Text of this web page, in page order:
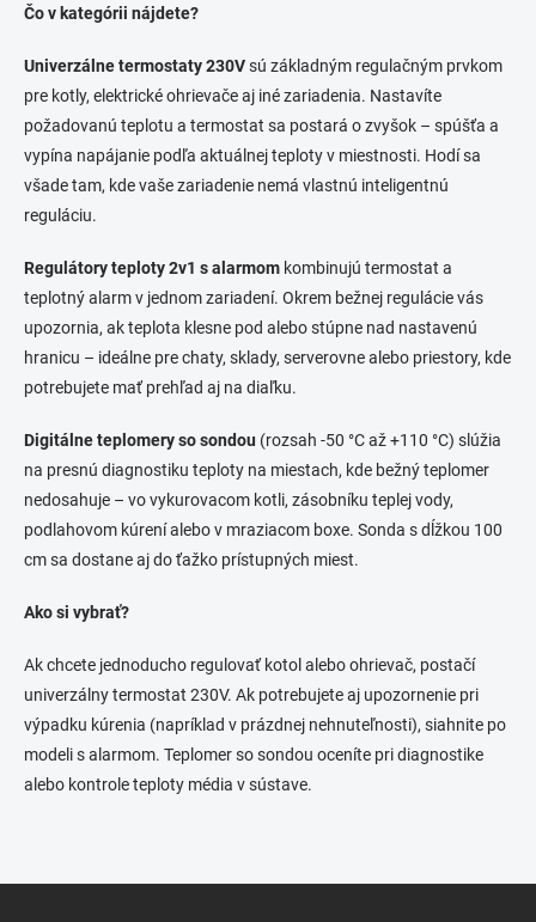
ý
p
i
s
u
Čo v kategórii nájdete?
Univerzálne termostaty 230Vsú základným regulačným prvkom
pre kotly, elektrické ohrievače aj iné zariadenia. Nastavíte
požadovanú teplotu a termostat sa postará o zvyšok – spúšťa a
vypína napájanie podľa aktuálnej teploty v miestnosti. Hodí sa
všade tam, kde vaše zariadenie nemá vlastnú inteligentnú
reguláciu.
Regulátory teploty 2v1 s alarmom kombinujú termostat a
teplotný alarm v jednom zariadení. Okrem bežnej regulácie vás
upozornia, ak teplota klesne pod alebo stúpne nad nastavenú
hranicu – ideálne pre chaty, sklady, serverovne alebo priestory, kde
potrebujete mať prehľad aj na diaľku.
Digitálne teplomery so sondou (rozsah -50 °C až +110 °C) slúžia
na presnú diagnostiku teploty na miestach, kde bežný teplomer
nedosahuje – vo vykurovacom kotli, zásobníku teplej vody,
podlahovom kúrení alebo v mraziacom boxe. Sonda s dĺžkou 100
cm sa dostane aj do ťažko prístupných miest.
Ako si vybrať?
Ak chcete jednoducho regulovať kotol alebo ohrievač, postačí
univerzálny termostat 230V. Ak potrebujete aj upozornenie pri
výpadku kúrenia (napríklad v prázdnej nehnuteľnosti), siahnite po
modeli s alarmom. Teplomer so sondou oceníte pri diagnostike
alebo kontrole teploty média v sústave.